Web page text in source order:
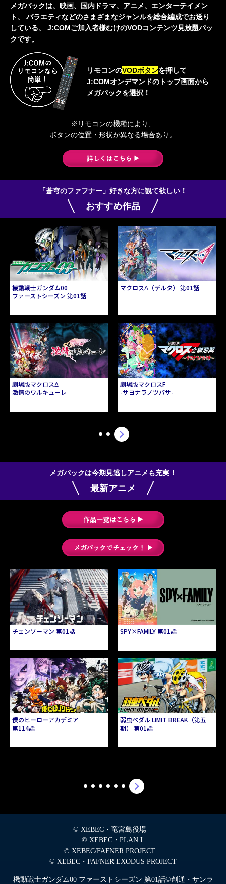
メガパックは、映画、国内ドラマ、アニメ、エンターテイメン
ト、
バラエティなどのさまざまなジャンルを総合編成でお送り
している、
J:COMご加入者様むけのVODコンテンツ見放題パッ
クです。
リモコンのVODボタンを押して
J:COMオンデマンドのトップ画面から
メガパックを選択！
※リモコンの機種により、
ボタンの位置・形状が異なる場合あり。
「蒼穹のファフナー」好きな方に観て欲しい！
おすすめ作品
機動戦士ガンダム00
ファーストシーズン 第01話
マクロスΔ（デルタ） 第01話
劇場版マクロスΔ
激情のワルキューレ
劇場版マクロスF
-サヨナラノツバサ-
メガパックは今期見逃しアニメも充実！
最新アニメ
チェンソーマン 第01話 SPY×FAMILY 第01話
僕のヒーローアカデミア
第114話
弱虫ペダル LIMIT BREAK（第五
期） 第01話
© XEBEC・竜宮島役場
© XEBEC・PLAN L
© XEBEC/FAFNER PROJECT
© XEBEC・FAFNER EXODUS PROJECT
機動戦士ガンダム00 ファーストシーズン 第01話©創通・サンラ